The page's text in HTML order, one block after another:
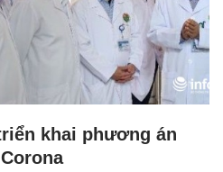
khai phương án